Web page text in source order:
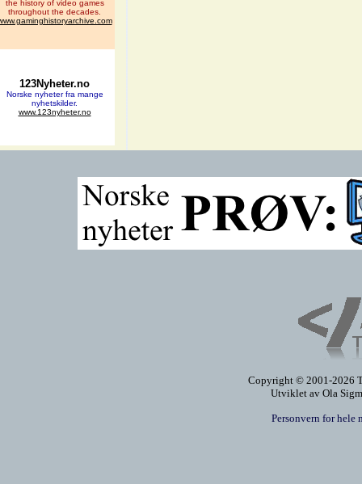
Copyright © 2001-2026
Utviklet av Ola
Personvern for hele